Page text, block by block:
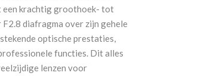
een krachtig groothoek- tot
diafragma over zijn gehele
optische prestaties,
functies. Dit alles
lenzen voor